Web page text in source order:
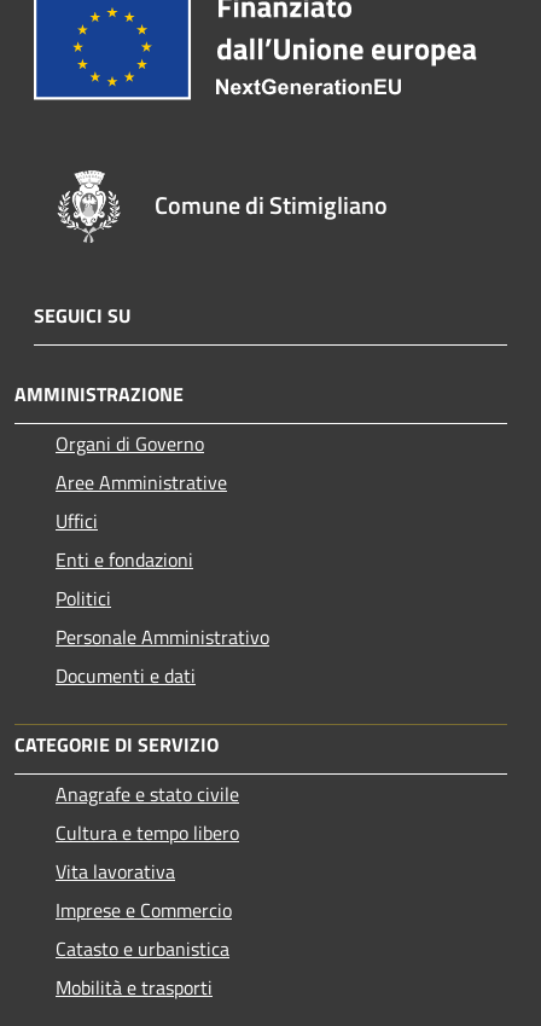
Comune di Stimigliano
SEGUICI SU
AMMINISTRAZIONE
Organi di Governo
Aree Amministrative
Uffici
Enti e fondazioni
Politici
Personale Amministrativo
Documenti e dati
CATEGORIE DI SERVIZIO
Anagrafe e stato civile
Cultura e tempo libero
Vita lavorativa
Imprese e Commercio
Catasto e urbanistica
Mobilità e trasporti